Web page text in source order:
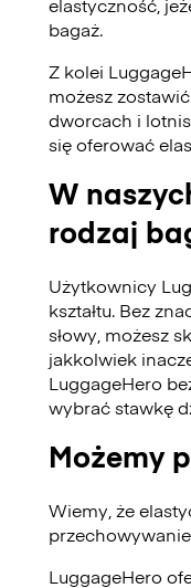
bagaż.
Z kolei
możesz
dworcach i
się oferować
W
rodzaj
Użytkownicy
kształtu. Bez
słowy, możesz
jakkolwiek
LuggageHero
wybrać stawkę
Możemy
Wiemy, że
LuggageHero